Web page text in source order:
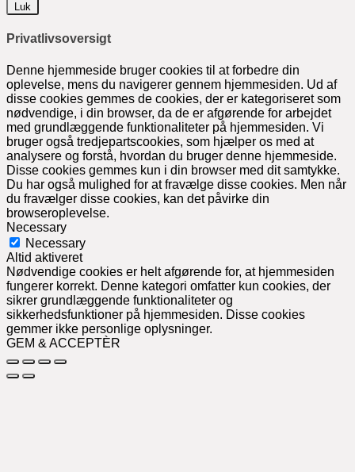
Luk
Privatlivsoversigt
Denne hjemmeside bruger cookies til at forbedre din
oplevelse, mens du navigerer gennem hjemmesiden. Ud af
disse cookies gemmes de cookies, der er kategoriseret som
nødvendige, i din browser, da de er afgørende for arbejdet
med grundlæggende funktionaliteter på hjemmesiden. Vi
bruger også tredjepartscookies, som hjælper os med at
analysere og forstå, hvordan du bruger denne hjemmeside.
Disse cookies gemmes kun i din browser med dit samtykke.
Du har også mulighed for at fravælge disse cookies. Men når
du fravælger disse cookies, kan det påvirke din
browseroplevelse.
Necessary
Necessary
Altid aktiveret
Nødvendige cookies er helt afgørende for, at hjemmesiden
fungerer korrekt. Denne kategori omfatter kun cookies, der
sikrer grundlæggende funktionaliteter og
sikkerhedsfunktioner på hjemmesiden. Disse cookies
gemmer ikke personlige oplysninger.
GEM & ACCEPTÈR